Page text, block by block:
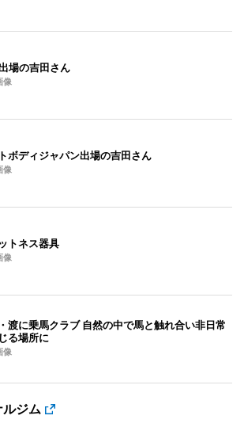
場の吉田さん
像
ボディジャパン出場の吉田さん
像
トネス器具
像
渡に乗馬クラブ 自然の中で馬と触れ合い非日常
る場所に
像
ジム